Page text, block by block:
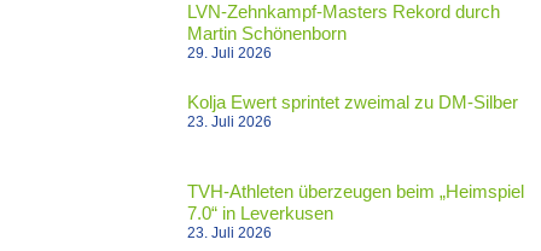
LVN-Zehnkampf-Masters Rekord durch
Martin Schönenborn
29. Juli 2026
Kolja Ewert sprintet zweimal zu DM-Silber
23. Juli 2026
TVH-Athleten überzeugen beim „Heimspiel
7.0“ in Leverkusen
23. Juli 2026